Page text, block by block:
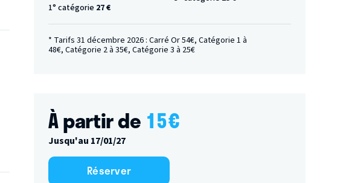
1° catégorie 27 €
* Tarifs 31 décembre 2026 : Carré Or 54€, Catégorie 1 à
48€, Catégorie 2 à 35€, Catégorie 3 à 25€
À partir de 15€
Jusqu'au 17/01/27
Réserver